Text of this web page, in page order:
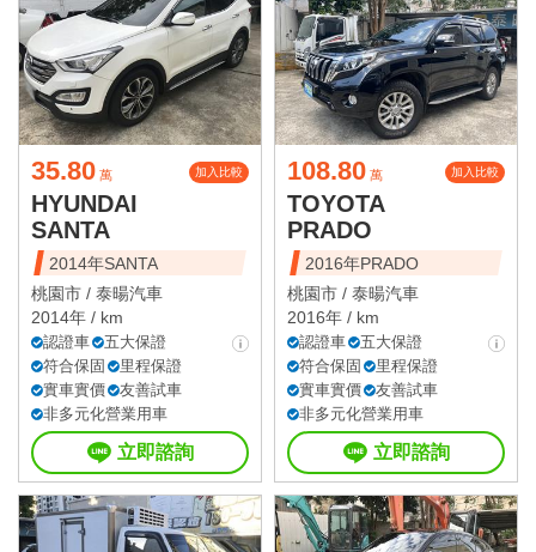
35.80 萬 加入比較
HYUNDAI
SANTA
2014年SANTA
桃園市 / 泰暘汽車
2014年 / km
認證車
五大保證
符合保固
里程保證
實車實價
友善試車
非多元化營業用車
立即諮詢
108.80 萬 加入比較
TOYOTA
PRADO
2016年PRADO
桃園市 / 泰暘汽車
2016年 / km
認證車
五大保證
符合保固
里程保證
實車實價
友善試車
非多元化營業用車
立即諮詢